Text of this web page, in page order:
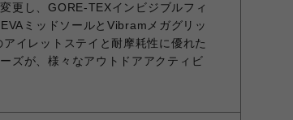
更し、GORE-TEXインビジブルフィ
ミッドソールとVibramメガグリッ
イレットステイと耐摩耗性に優れた
ズが、様々なアウトドアアクティビ